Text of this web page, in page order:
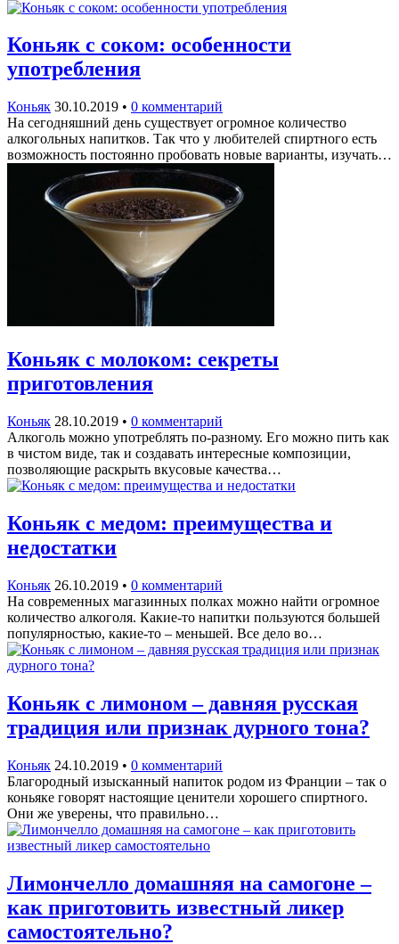
Коньяк с соком: особенности
употребления
Коньяк 30.10.2019 • 0 комментарий
На сегодняшний день существует огромное количество
алкогольных напитков. Так что у любителей спиртного есть
возможность постоянно пробовать новые варианты, изучать…
Коньяк с молоком: секреты
приготовления
Коньяк 28.10.2019 • 0 комментарий
Алкоголь можно употреблять по-разному. Его можно пить как
в чистом виде, так и создавать интересные композиции,
позволяющие раскрыть вкусовые качества…
Коньяк с медом: преимущества и
недостатки
Коньяк 26.10.2019 • 0 комментарий
На современных магазинных полках можно найти огромное
количество алкоголя. Какие-то напитки пользуются большей
популярностью, какие-то – меньшей. Все дело во…
Коньяк с лимоном – давняя русская
традиция или признак дурного тона?
Коньяк 24.10.2019 • 0 комментарий
Благородный изысканный напиток родом из Франции – так о
коньяке говорят настоящие ценители хорошего спиртного.
Они же уверены, что правильно…
Лимончелло домашняя на самогоне –
как приготовить известный ликер
самостоятельно?